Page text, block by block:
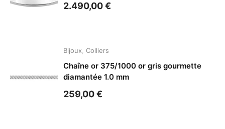
2.490,00€
Bijoux Colliers
Chaîne or 375/1000 or gris gourmette
diamantée 1.0 mm
259,00€